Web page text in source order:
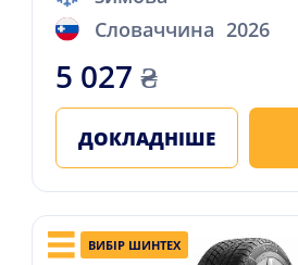
Словаччина 2026
5 027 ₴
ДОКЛАДНІШЕ
ВИБІР ШИНТЕХ